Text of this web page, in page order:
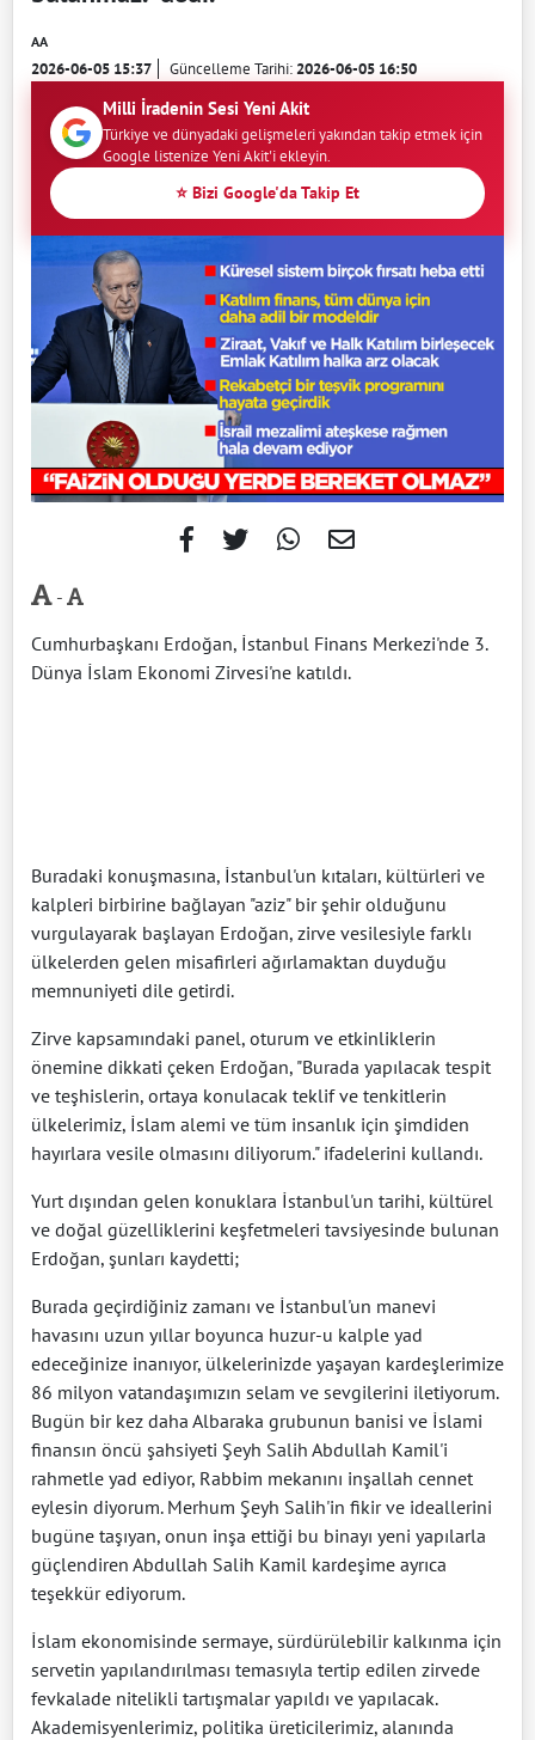
AA
2026-06-05 15:37 Güncelleme Tarihi:2026-06-05 16:50
Milli İradenin Sesi Yeni Akit
Türkiye ve dünyadaki gelişmeleri yakından takip etmek için
Google listenize Yeni Akit'i ekleyin.
⭐ Bizi Google'da Takip Et
-
Cumhurbaşkanı Erdoğan, İstanbul Finans Merkezi'nde 3.
Dünya İslam Ekonomi Zirvesi'ne katıldı.
Buradaki konuşmasına, İstanbul'un kıtaları, kültürleri ve
kalpleri birbirine bağlayan "aziz" bir şehir olduğunu
vurgulayarak başlayan Erdoğan, zirve vesilesiyle farklı
ülkelerden gelen misafirleri ağırlamaktan duyduğu
memnuniyeti dile getirdi.
Zirve kapsamındaki panel, oturum ve etkinliklerin
önemine dikkati çeken Erdoğan, "Burada yapılacak tespit
ve teşhislerin, ortaya konulacak teklif ve tenkitlerin
ülkelerimiz, İslam alemi ve tüm insanlık için şimdiden
hayırlara vesile olmasını diliyorum." ifadelerini kullandı.
Yurt dışından gelen konuklara İstanbul'un tarihi, kültürel
ve doğal güzelliklerini keşfetmeleri tavsiyesinde bulunan
Erdoğan, şunları kaydetti;
Burada geçirdiğiniz zamanı ve İstanbul'un manevi
havasını uzun yıllar boyunca huzur-u kalple yad
edeceğinize inanıyor, ülkelerinizde yaşayan kardeşlerimize
86 milyon vatandaşımızın selam ve sevgilerini iletiyorum.
Bugün bir kez daha Albaraka grubunun banisi ve İslami
finansın öncü şahsiyeti Şeyh Salih Abdullah Kamil'i
rahmetle yad ediyor, Rabbim mekanını inşallah cennet
eylesin diyorum. Merhum Şeyh Salih'in fikir ve ideallerini
bugüne taşıyan, onun inşa ettiği bu binayı yeni yapılarla
güçlendiren Abdullah Salih Kamil kardeşime ayrıca
teşekkür ediyorum.
İslam ekonomisinde sermaye, sürdürülebilir kalkınma için
servetin yapılandırılması temasıyla tertip edilen zirvede
fevkalade nitelikli tartışmalar yapıldı ve yapılacak.
Akademisyenlerimiz, politika üreticilerimiz, alanında